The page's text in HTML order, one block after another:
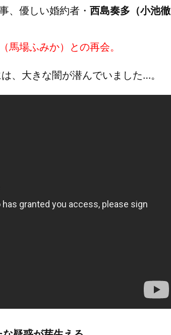
、優しい婚約者・ 西島奏多（小池徹
馬場ふみか）との再会。
、大きな闇が潜んでいました…。